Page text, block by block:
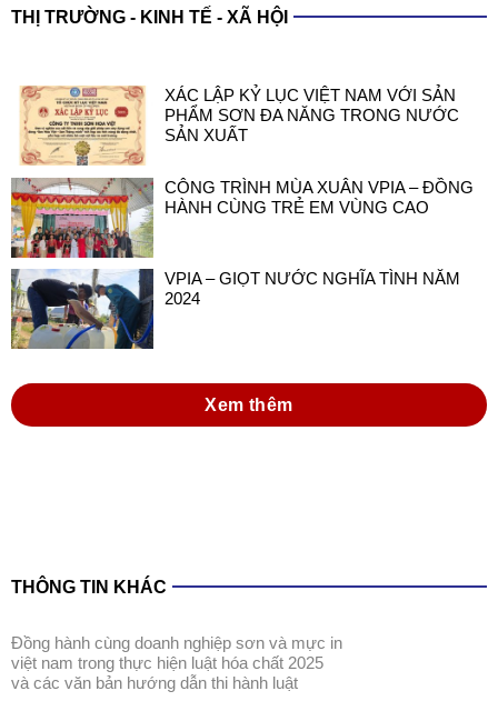
THỊ TRƯỜNG - KINH TẾ - XÃ HỘI
XÁC LẬP KỶ LỤC VIỆT NAM VỚI SẢN
PHẨM SƠN ĐA NĂNG TRONG NƯỚC
SẢN XUẤT
CÔNG TRÌNH MÙA XUÂN VPIA – ĐỒNG
HÀNH CÙNG TRẺ EM VÙNG CAO
VPIA – GIỌT NƯỚC NGHĨA TÌNH NĂM
2024
Xem thêm
THÔNG TIN KHÁC
đồng hành cùng doanh nghiệp sơn và mực in
việt nam trong thực hiện luật hóa chất 2025
và các văn bản hướng dẫn thi hành luật